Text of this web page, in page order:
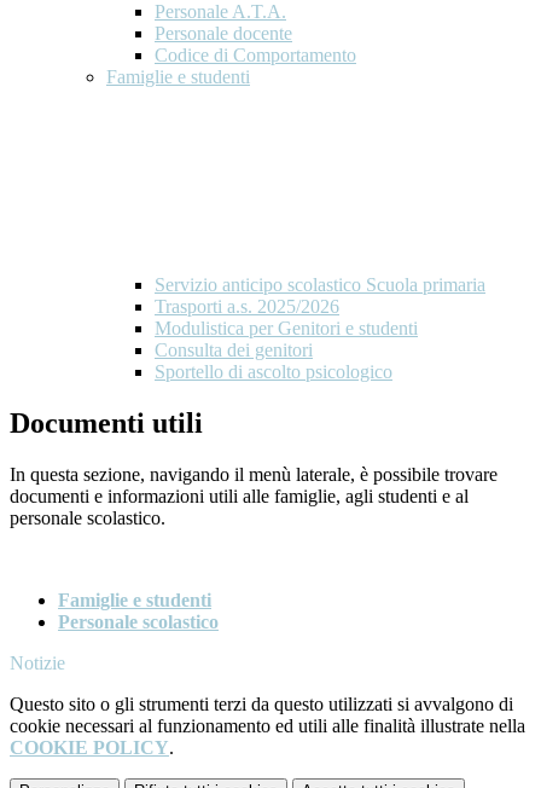
Personale A.T.A.
Personale docente
Codice di Comportamento
Famiglie e studenti
Servizio anticipo scolastico Scuola primaria
Trasporti a.s. 2025/2026
Modulistica per Genitori e studenti
Consulta dei genitori
Sportello di ascolto psicologico
Documenti utili
In questa sezione, navigando il menù laterale, è possibile trovare
documenti e informazioni utili alle famiglie, agli studenti e al
personale scolastico.
Famiglie e studenti
Personale scolastico
Notizie
Questo sito o gli strumenti terzi da questo utilizzati si avvalgono di
cookie necessari al funzionamento ed utili alle finalità illustrate nella
COOKIE POLICY.